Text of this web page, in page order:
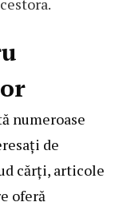
numeroase
de
cărți, articole
oferă